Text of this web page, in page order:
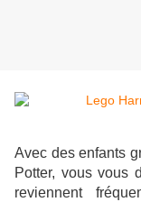
Avec des enfants
Potter, vous vous
reviennent